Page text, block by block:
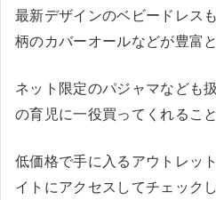
最新デザインのベビードレス
柄のカバーオールなどが豊富
ネット限定のパジャマなども
の育児に一役買ってくれるこ
低価格で手に入るアウトレッ
イトにアクセスしてチェック